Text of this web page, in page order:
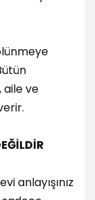
aile ve
anlayışınız